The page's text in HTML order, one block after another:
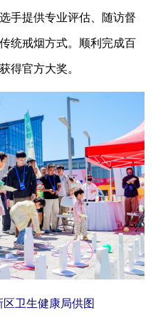
手提供专业评估、随访督
统戒烟方式。顺利完成百
得官方大奖。
卫生健康局供图